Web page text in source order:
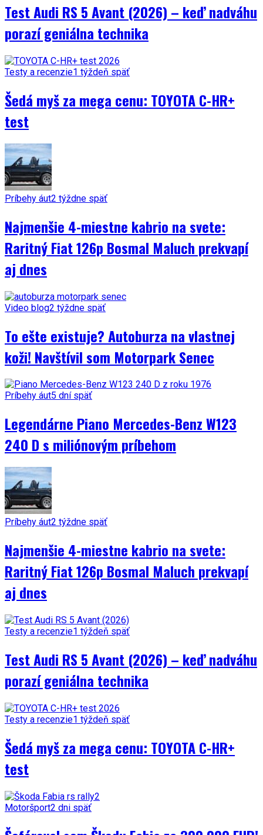
Test Audi RS 5 Avant (2026) – keď nadváhu
porazí geniálna technika
Testy a recenzie1 týždeň späť
Šedá myš za mega cenu: TOYOTA C-HR+
test
Príbehy áut2 týždne späť
Najmenšie 4-miestne kabrio na svete:
Raritný Fiat 126p Bosmal Maluch prekvapí
aj dnes
Video blog2 týždne späť
To ešte existuje? Autoburza na vlastnej
koži! Navštívil som Motorpark Senec
Príbehy áut5 dní späť
Legendárne Piano Mercedes-Benz W123
240 D s miliónovým príbehom
Príbehy áut2 týždne späť
Najmenšie 4-miestne kabrio na svete:
Raritný Fiat 126p Bosmal Maluch prekvapí
aj dnes
Testy a recenzie1 týždeň späť
Test Audi RS 5 Avant (2026) – keď nadváhu
porazí geniálna technika
Testy a recenzie1 týždeň späť
Šedá myš za mega cenu: TOYOTA C-HR+
test
Motoršport2 dni späť